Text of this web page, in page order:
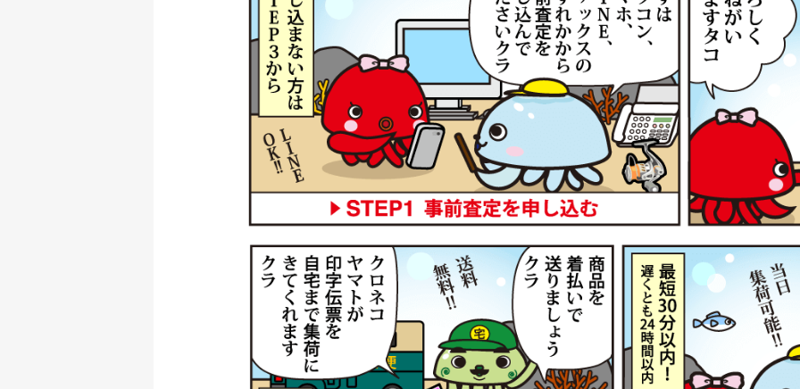
ダイワ 銀影競技メガトルク 急瀬抜 H90V 未使用
釣具買取クーポン
g-turi20260604 （2026/06/30迄）
ダイワ 銀影 エア T90 N 未使用
釣具買取クーポン
g-turi20260605 （2026/06/30迄）
シマノ 電動リール 22 ビーストマスター MD 6000 未使用
釣具買取クーポン g-turi20260606 （2026/06/30迄）
シマノ 電動リール 24 ビーストマスター MD 12000 未使
用
釣具買取クーポン g-turi20260607 （2026/06/30迄）
シマノ 電動リール 26 ビーストマスター 1000 未使用
釣具買取クーポン g-turi20260608 （2026/06/30迄）
シマノ 電動リール 20 ビーストマスター MD 3000 未使用
釣具買取クーポン g-turi20260609 （2026/06/30迄）